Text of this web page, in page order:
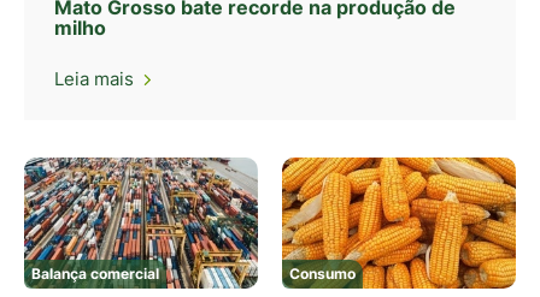
Mato Grosso bate recorde na produção de
milho
Leia mais
Balança comercial Consumo